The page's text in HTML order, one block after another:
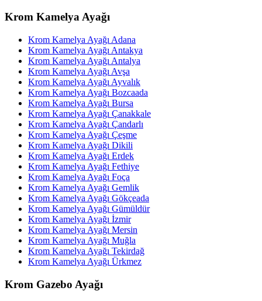
Krom Kamelya Ayağı
Krom Kamelya Ayağı Adana
Krom Kamelya Ayağı Antakya
Krom Kamelya Ayağı Antalya
Krom Kamelya Ayağı Avşa
Krom Kamelya Ayağı Ayvalık
Krom Kamelya Ayağı Bozcaada
Krom Kamelya Ayağı Bursa
Krom Kamelya Ayağı Çanakkale
Krom Kamelya Ayağı Çandarlı
Krom Kamelya Ayağı Çeşme
Krom Kamelya Ayağı Dikili
Krom Kamelya Ayağı Erdek
Krom Kamelya Ayağı Fethiye
Krom Kamelya Ayağı Foça
Krom Kamelya Ayağı Gemlik
Krom Kamelya Ayağı Gökçeada
Krom Kamelya Ayağı Gümüldür
Krom Kamelya Ayağı İzmir
Krom Kamelya Ayağı Mersin
Krom Kamelya Ayağı Muğla
Krom Kamelya Ayağı Tekirdağ
Krom Kamelya Ayağı Ürkmez
Krom Gazebo Ayağı